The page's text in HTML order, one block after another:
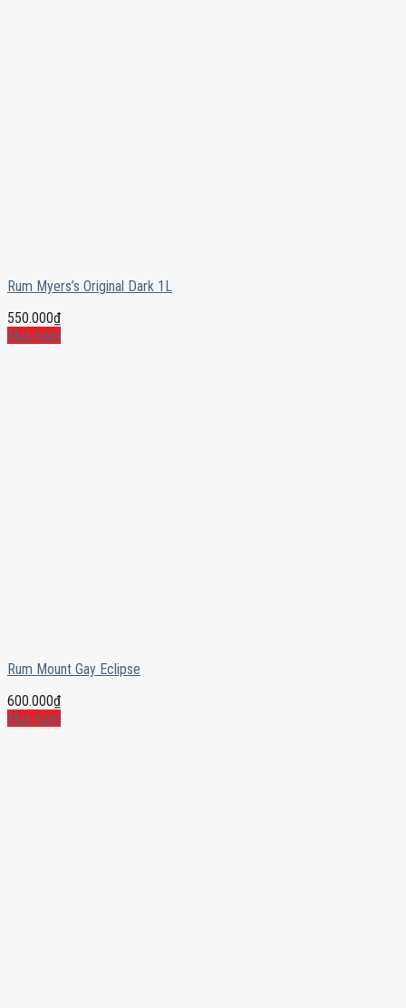
Rum Myers’s Original Dark 1L
550.000₫
Mua ngay
Rum Mount Gay Eclipse
600.000₫
Mua ngay